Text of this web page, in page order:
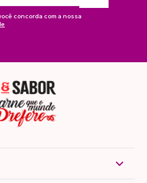
concorda com a nossa